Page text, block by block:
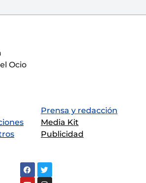
Ocio
Prensa y redacción
Media Kit
Publicidad